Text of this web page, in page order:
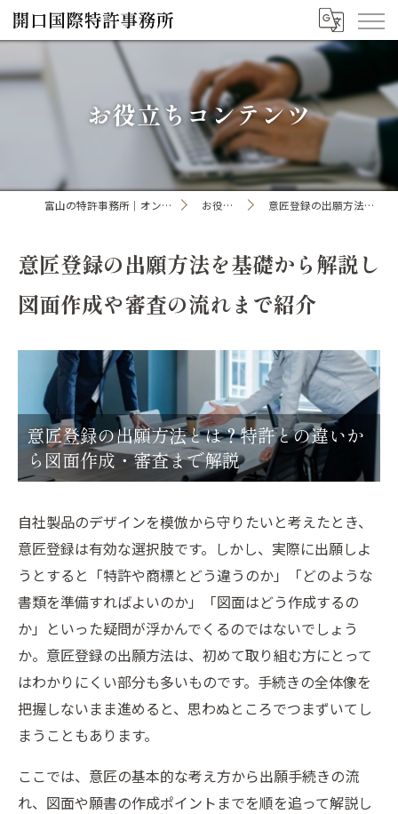
お役立ちコンテンツ
富山の特許事務所｜オンライン手続き・申請・出願なら「開口国際特許事務所」 お役立ちコンテンツ一覧 意匠登録の出願方法を基礎から解説し図面作成や審査の流れまで紹介
意匠登録の出願方法を基礎から解説し
図面作成や審査の流れまで紹介
意匠登録の出願方法とは？特許との違いか
ら図面作成・審査まで解説
自社製品のデザインを模倣から守りたいと考えたとき、
意匠登録は有効な選択肢です。しかし、実際に出願しよ
うとすると「特許や商標とどう違うのか」「どのような
書類を準備すればよいのか」「図面はどう作成するの
か」といった疑問が浮かんでくるのではないでしょう
か。意匠登録の出願方法は、初めて取り組む方にとって
はわかりにくい部分も多いものです。手続きの全体像を
把握しないまま進めると、思わぬところでつまずいてし
まうこともあります。
ここでは、意匠の基本的な考え方から出願手続きの流
れ、図面や願書の作成ポイントまでを順を追って解説し